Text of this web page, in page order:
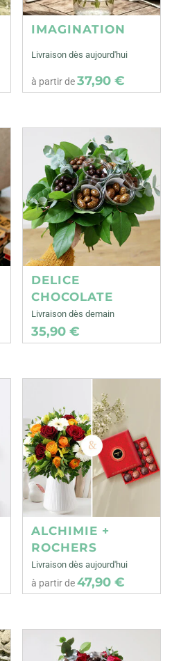
IMAGINATION
Livraison dès aujourd'hui
à partir de37,90 €
DELICE
CHOCOLATE
Livraison dès demain
35,90 €
ALCHIMIE +
ROCHERS
Livraison dès aujourd'hui
à partir de47,90 €